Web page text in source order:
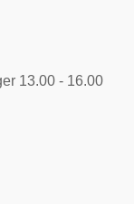
13.00 - 16.00